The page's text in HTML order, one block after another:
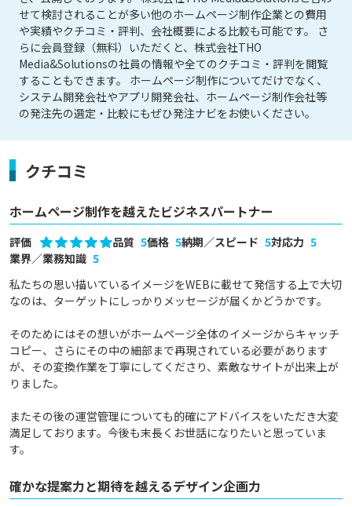
せて検討されることが多い他のホームページ制作企業との費用
や実績やクチコミ・評判、会社概要による比較も可能です。 さ
らに会員登録（無料）いただくと、株式会社THO
Media&Solutionsの社員の情報や全てのクチコミ・評判を閲覧
することもできます。 ホームページ制作についてだけでなく、
システム開発会社やアプリ開発会社、ホームページ制作会社等
の発注先の選定・比較にもぜひ発注ナビをお使いください。
クチコミ
ホームページ制作を越えたビジネスパートナー
評価 品質 5価格 5納期／スピード 5対応力 5
業界／業務知識 5
私たちの思い描いているイメージをWEBに載せて発信する上で大切
なのは、ターゲットにしっかりメッセージが届くかどうかです。
そのためにはその想いがホームページ全体のイメージからキャッチ
コピー、さらにその中の細部まで再現されている必要があります
が、その変換作業を丁寧にしてくださり、素敵なサイトが出来上が
りました。
またその後の運営管理についても的確にアドバイスをいただき大変
満足しております。今後も末長くお世話になりたいと思っていま
す。
確かな提案力と期待を越えるデザイン企画力